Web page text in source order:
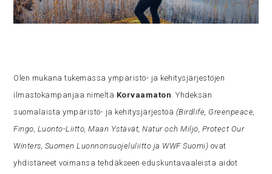
Olen mukana tukemassa ympäristö- ja kehitysjärjestöjen
ilmastokampanjaa nimeltä Korvaamaton . Yhdeksän
suomalaista ympäristö- ja kehitysjärjestöä (Birdlife, Greenpeace,
Fingo, Luonto-Liitto, Maan Ystävät, Natur och Miljö, Protect Our
Winters, Suomen Luonnonsuojeluliitto ja WWF Suomi) ovat
yhdistäneet voimansa tehdäkseen eduskuntavaaleista aidot